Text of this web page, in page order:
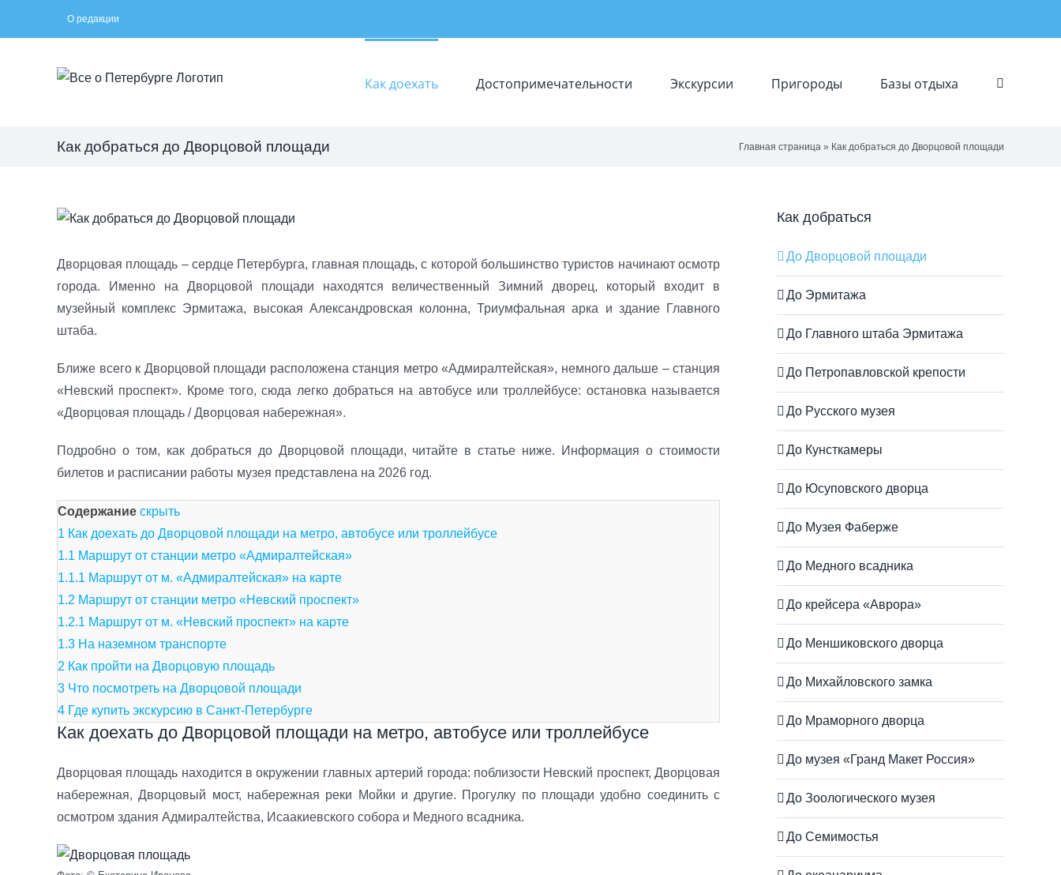
О редакции
Как доехать Достопримечательности Экскурсии Пригороды Базы отдыха
Как добраться до Дворцовой площади Главная страница » Как добраться до Дворцовой площади
View
Image
Дворцовая площадь – сердце Петербурга, главная площадь, с которой большинство туристов начинают осмотр
города. Именно на Дворцовой площади находятся величественный Зимний дворец, который входит в
музейный комплекс Эрмитажа, высокая Александровская колонна, Триумфальная арка и здание Главного
штаба.
Ближе всего к Дворцовой площади расположена станция метро «Адмиралтейская», немного дальше – станция
«Невский проспект». Кроме того, сюда легко добраться на автобусе или троллейбусе: остановка называется
«Дворцовая площадь / Дворцовая набережная».
Подробно о том, как добраться до Дворцовой площади, читайте в статье ниже. Информация о стоимости
билетов и расписании работы музея представлена на 2026 год.
Содержание скрыть
1 Как доехать до Дворцовой площади на метро, автобусе или троллейбусе
1.1 Маршрут от станции метро «Адмиралтейская»
1.1.1 Маршрут от м. «Адмиралтейская» на карте
1.2 Маршрут от станции метро «Невский проспект»
1.2.1 Маршрут от м. «Невский проспект» на карте
1.3 На наземном транспорте
2 Как пройти на Дворцовую площадь
3 Что посмотреть на Дворцовой площади
4 Где купить экскурсию в Санкт-Петербурге
Как доехать до Дворцовой площади на метро, автобусе или троллейбусе
Дворцовая площадь находится в окружении главных артерий города: поблизости Невский проспект, Дворцовая
набережная, Дворцовый мост, набережная реки Мойки и другие. Прогулку по площади удобно соединить с
осмотром здания Адмиралтейства, Исаакиевского собора и Медного всадника.
Как добраться
До Дворцовой площади
До Эрмитажа
До Главного штаба Эрмитажа
До Петропавловской крепости
До Русского музея
До Кунсткамеры
До Юсуповского дворца
До Музея Фаберже
До Медного всадника
До крейсера «Аврора»
До Меншиковского дворца
До Михайловского замка
До Мраморного дворца
До музея «Гранд Макет Россия»
До Зоологического музея
До Семимостья